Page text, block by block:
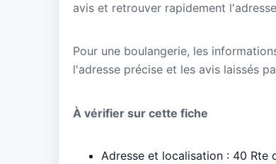
avis et retrouver rapidement
Pour une boulangerie, les
l'adresse précise et les avis laissés
À vérifier sur cette fiche
Adresse et localisation : 40 Rte